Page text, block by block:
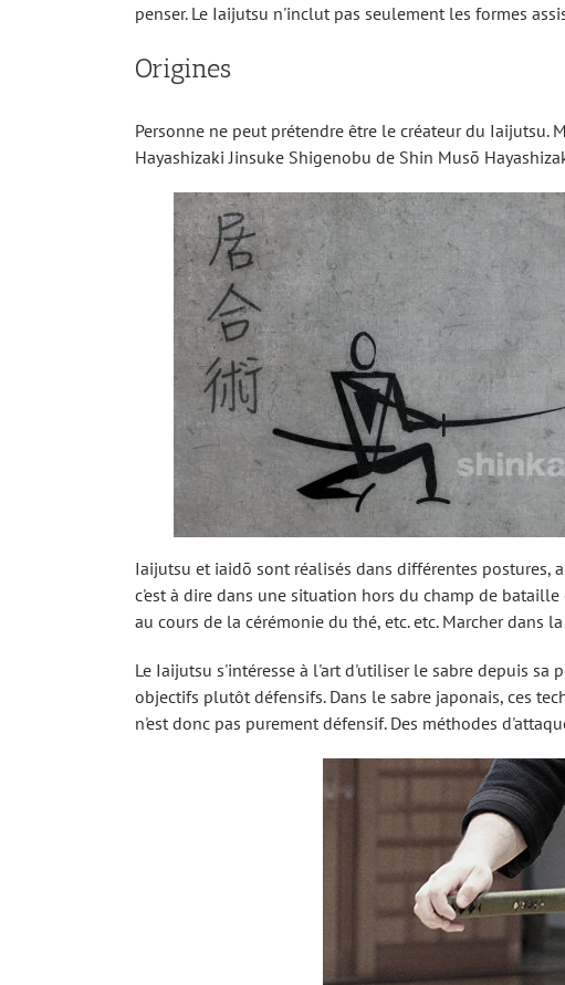
penser. Le Iaijutsu n'inclut pas seulement les formes
Origines
Personne ne peut prétendre être le créateur du Iaijutsu.
Hayashizaki Jinsuke Shigenobu de Shin Musō
Iaijutsu et iaidō sont réalisés dans différentes postures,
c'est à dire dans une situation hors du champ de
au cours de la cérémonie du thé, etc. etc. Marcher dans
Le Iaijutsu s'intéresse à l'art d'utiliser le sabre depuis sa
objectifs plutôt défensifs. Dans le sabre japonais, ces
n'est donc pas purement défensif. Des méthodes